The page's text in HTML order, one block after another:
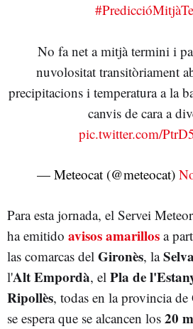
No fa net a mitjà termini i
nuvolositat transitòriament
precipitacions i temperatura a la
canvis de cara a
pic.twitter.com/
— Meteocat (@meteocat)
Para esta jornada, el Servei
ha emitido avisos amarillos a
las comarcas del Gironès, laSelva
l'Alt Empordà, el Pla de
Ripollès, todas en la provincia
se espera que se alcancen los 20